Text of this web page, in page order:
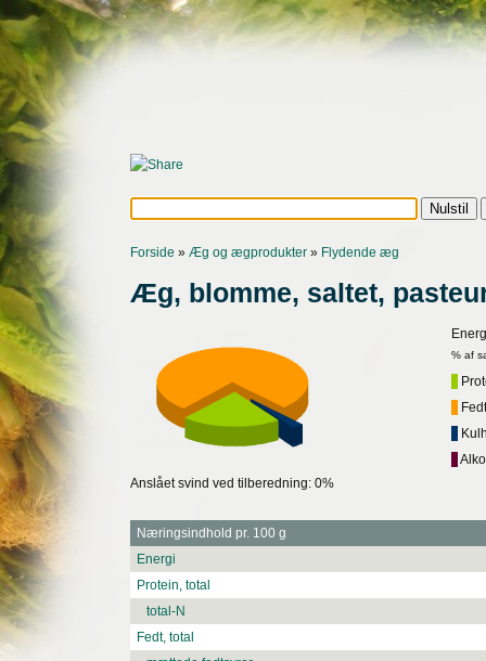
Forside » Æg og ægprodukter » Flydende æg
Æg, blomme, saltet,
% af
Anslået svind ved tilberedning: 0%
Næringsindhold pr. 100 g
Energi
Protein, total
total-N
Fedt, total